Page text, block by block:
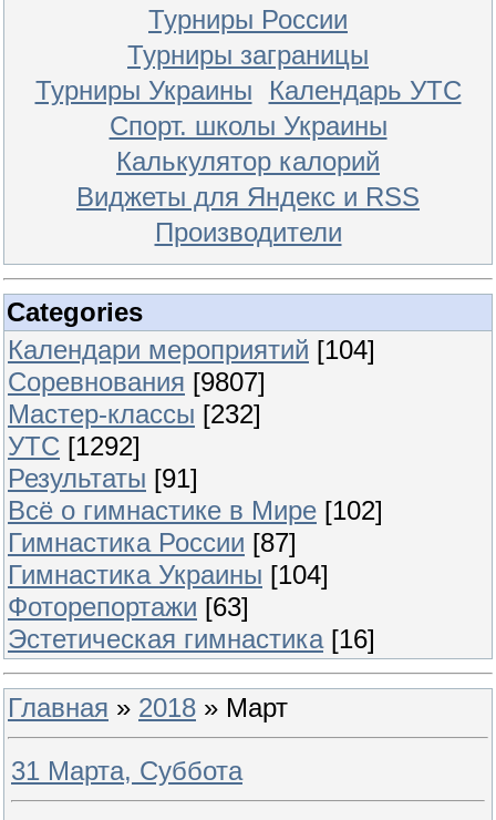
Турниры России
Турниры заграницы
Турниры Украины
Календарь УТС
Спорт. школы Украины
Калькулятор калорий
Виджеты для Яндекс и RSS
Производители
Categories
Календари мероприятий [104]
Соревнования [9807]
Мастер-классы [232]
УТС [1292]
Результаты [91]
Всё о гимнастике в Мире [102]
Гимнастика России [87]
Гимнастика Украины [104]
Фоторепортажи [63]
Эстетическая гимнастика [16]
Главная » 2018 » Март
31 Марта, Суббота